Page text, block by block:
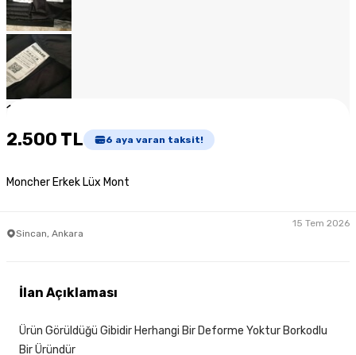
1
2.500 TL 6 aya varan taksit!
Moncher Erkek Lüx Mont
Sincan, Ankara
15 Tem 2026
İlan Açıklaması
Ürün Görüldüğü Gibidir Herhangi Bir Deforme Yoktur Borkodlu
Bir Üründür